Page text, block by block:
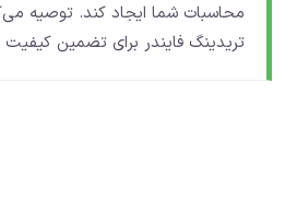
محاسبات شما ایجاد کند. توصیه
تریدینگ فایندر برای تضمین